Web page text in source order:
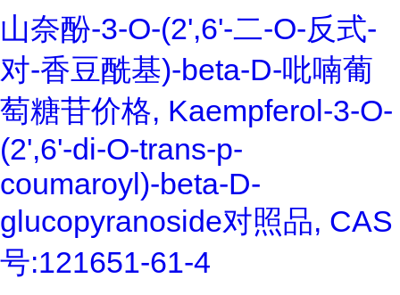
山奈酚-3-O-(2',6'-二-O-反式-
对-香豆酰基)-beta-D-吡喃葡
萄糖苷价格, Kaempferol-3-O-
(2',6'-di-O-trans-p-
coumaroyl)-beta-D-
glucopyranoside对照品, CAS
号:121651-61-4